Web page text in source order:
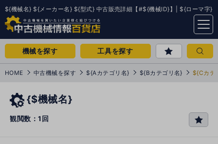
${機械名} ${メーカー名} ${型式} 中古販売詳細【#${機械ID}】| ${ローマ字}
menu
機械を探す 工具を探す
HOME 中古機械を探す ${Aカテゴリ名} ${Bカテゴリ名} ${Cカテ
{$機械名}
観閲数：1回
favo